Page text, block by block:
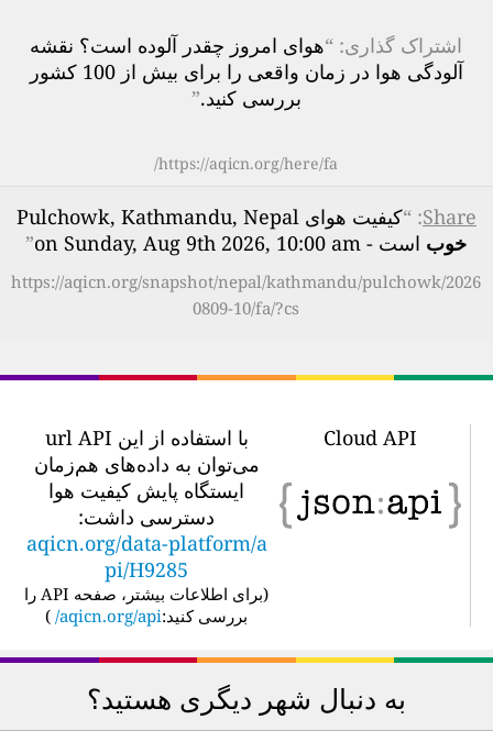
اشتراک گذاری: “هوای امروز چقدر آلوده است؟ نقشه
آلودگی هوا در زمان واقعی را برای بیش از 100 کشور
بررسی کنید.”
https://aqicn.org/here/fa/
Share
: “کیفیت هوای Pulchowk, Kathmandu, Nepal
خوباست - on Sunday, Aug 9th 2026, 10:00 am ”
https://aqicn.org/snapshot/nepal/kathmandu/pulchowk/2026
0809-10/fa/?cs
Cloud API
با استفاده از این url API
می‌توان به داده‌های هم‌زمان
ایستگاه پایش کیفیت هوا
دسترسی داشت:
aqicn.org/data-platform/a
pi/H9285
برای اطلاعات بیشتر، صفحه API را
بررسی کنید:aqicn.org/api/
)
به دنبال شهر دیگری هستید؟